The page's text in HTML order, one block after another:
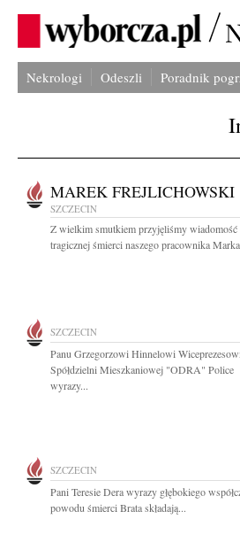
Nekrologi Odeszli Poradnik
MAREK FREJLICHOWSKI
SZCZECIN
Z wielkim smutkiem przyjęliśmy wiadomość
tragicznej śmierci naszego pracownika
SZCZECIN
Panu Grzegorzowi Hinnelowi Wiceprezesowi
Spółdzielni Mieszkaniowej "ODRA" Police
wyrazy...
SZCZECIN
Pani Teresie Dera wyrazy głębokiego
powodu śmierci Brata składają...